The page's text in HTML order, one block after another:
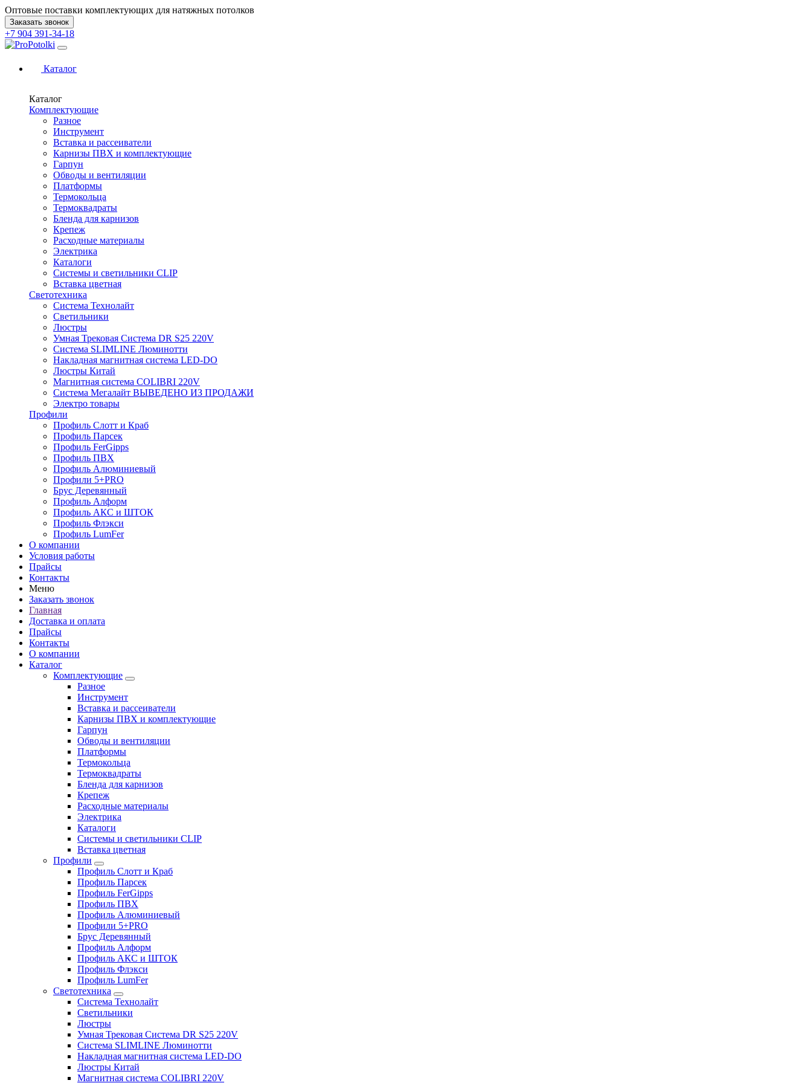
Оптовые поставки комплектующих для натяжных потолков
Заказать звонок
+7 904 391-34-18
Каталог
Каталог
Комплектующие
Разное
Инструмент
Вставка и рассеиватели
Карнизы ПВХ и комплектующие
Гарпун
Обводы и вентиляции
Платформы
Термокольца
Термоквадраты
Бленда для карнизов
Крепеж
Расходные материалы
Электрика
Каталоги
Системы и светильники CLIP
Вставка цветная
Светотехника
Система Технолайт
Светильники
Люстры
Умная Трековая Система DR S25 220V
Система SLIMLINE Люминотти
Накладная магнитная система LED-DO
Люстры Китай
Магнитная система COLIBRI 220V
Система Мегалайт ВЫВЕДЕНО ИЗ ПРОДАЖИ
Электро товары
Профили
Профиль Слотт и Краб
Профиль Парсек
Профиль FerGipps
Профиль ПВХ
Профиль Алюминиевый
Профили 5+PRO
Брус Деревянный
Профиль Алформ
Профиль АКС и ШТОК
Профиль Флэкси
Профиль LumFer
О компании
Условия работы
Прайсы
Контакты
Меню
Заказать звонок
Главная
Доставка и оплата
Прайсы
Контакты
О компании
Каталог
Комплектующие
Разное
Инструмент
Вставка и рассеиватели
Карнизы ПВХ и комплектующие
Гарпун
Обводы и вентиляции
Платформы
Термокольца
Термоквадраты
Бленда для карнизов
Крепеж
Расходные материалы
Электрика
Каталоги
Системы и светильники CLIP
Вставка цветная
Профили
Профиль Слотт и Краб
Профиль Парсек
Профиль FerGipps
Профиль ПВХ
Профиль Алюминиевый
Профили 5+PRO
Брус Деревянный
Профиль Алформ
Профиль АКС и ШТОК
Профиль Флэкси
Профиль LumFer
Светотехника
Система Технолайт
Светильники
Люстры
Умная Трековая Система DR S25 220V
Система SLIMLINE Люминотти
Накладная магнитная система LED-DO
Люстры Китай
Магнитная система COLIBRI 220V